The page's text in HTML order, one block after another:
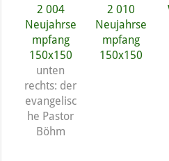
unten
rechts: der
evangelisc
he Pastor
Böhm